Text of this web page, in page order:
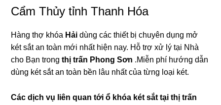
Cẩm Thủy tỉnh Thanh Hóa
Hàng thợ khóa Hải dùng các thiết bị chuyên dụng mở
két sắt an toàn mới nhất hiện nay. Hỗ trợ xử lý tại Nhà
cho Bạn trongthị trấn Phong Sơn .Miễn phí hướng dẫn
dùng két sắt an toàn bền lâu nhất của từng loại két.
Các dịch vụ liên quan tới ổ khóa két sắt tại thị trấn